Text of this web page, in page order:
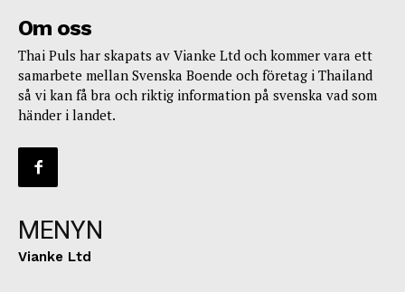
Om oss
Thai Puls har skapats av Vianke Ltd och kommer vara ett
samarbete mellan Svenska Boende och företag i Thailand
så vi kan få bra och riktig information på svenska vad som
händer i landet.
MENYN
Vianke Ltd